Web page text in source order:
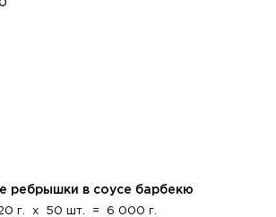
ребрышки в соусе барбекю
г. x 50 шт. = 6 000 г.